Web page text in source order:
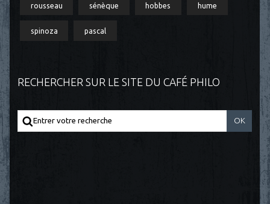
rousseau sénèque hobbes hume
spinoza pascal
RECHERCHER SUR LE SITE DU CAFÉ PHILO